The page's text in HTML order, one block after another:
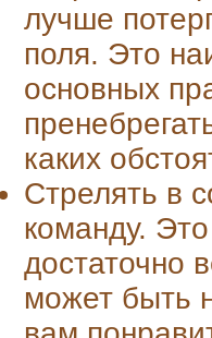
лучше
поля. Это
основных
каких
Стрелять в
команду.
достаточно
может быть